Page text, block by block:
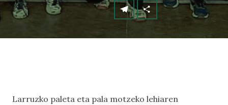
Larruzko paleta eta pala motzeko lehiaren